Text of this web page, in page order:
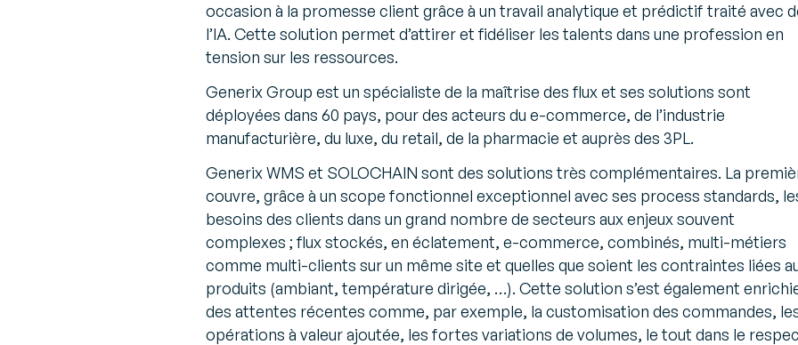
occasion à la promesse client grâce à un travail analytique et prédictif traité avec
l’IA. Cette solution permet d’attirer et fidéliser les talents dans une profession en
tension sur les ressources.
Generix Group est un spécialiste de la maîtrise des flux et ses solutions sont
déployées dans 60 pays, pour des acteurs du e-commerce, de l’industrie
manufacturière, du luxe, du retail, de la pharmacie et auprès des 3PL.
Generix WMS et SOLOCHAIN sont des solutions très complémentaires. La
couvre, grâce à un scope fonctionnel exceptionnel avec ses process standards,
besoins des clients dans un grand nombre de secteurs aux enjeux souvent
complexes ; flux stockés, en éclatement, e-commerce, combinés, multi-métiers
comme multi-clients sur un même site et quelles que soient les contraintes liées
produits (ambiant, température dirigée, …). Cette solution s’est également
des attentes récentes comme, par exemple, la customisation des commandes,
opérations à valeur ajoutée, les fortes variations de volumes, le tout dans le